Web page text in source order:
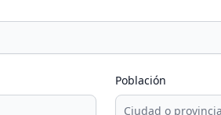
Población